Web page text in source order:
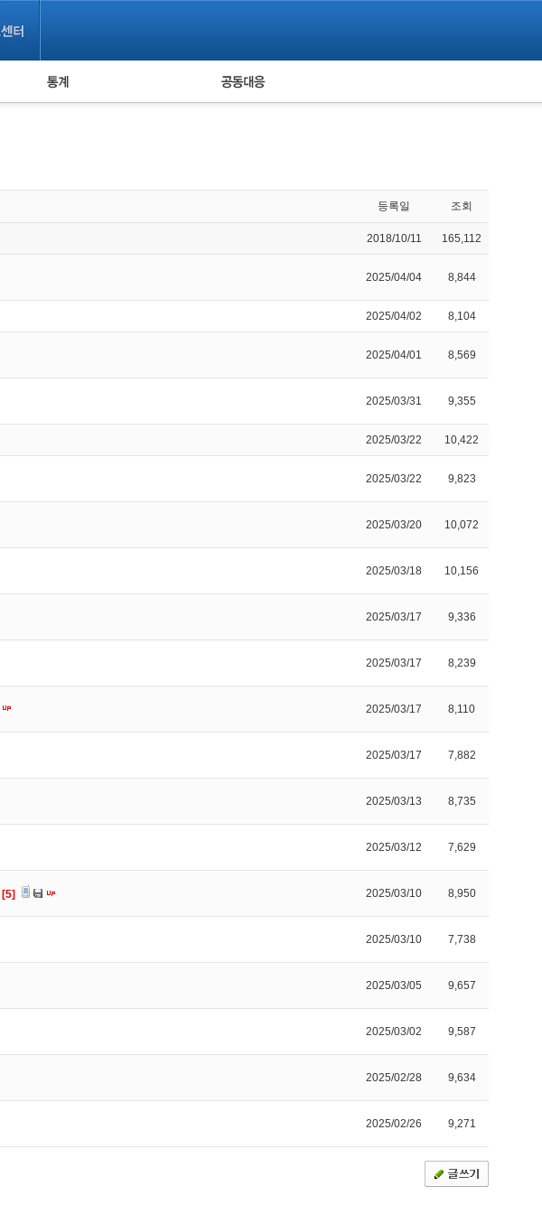
누적 피해사례 통계 피해자 공동대응
등록일 조회
2018/10/11 165,112
2025/04/04 8,844
2025/04/02 8,104
2025/04/01 8,569
2025/03/31 9,355
2025/03/22 10,422
2025/03/22 9,823
2025/03/20 10,072
2025/03/18 10,156
2025/03/17 9,336
2025/03/17 8,239
2025/03/17 8,110
2025/03/17 7,882
2025/03/13 8,735
2025/03/12 7,629
[5] 2025/03/10 8,950
2025/03/10 7,738
2025/03/05 9,657
2025/03/02 9,587
2025/02/28 9,634
2025/02/26 9,271